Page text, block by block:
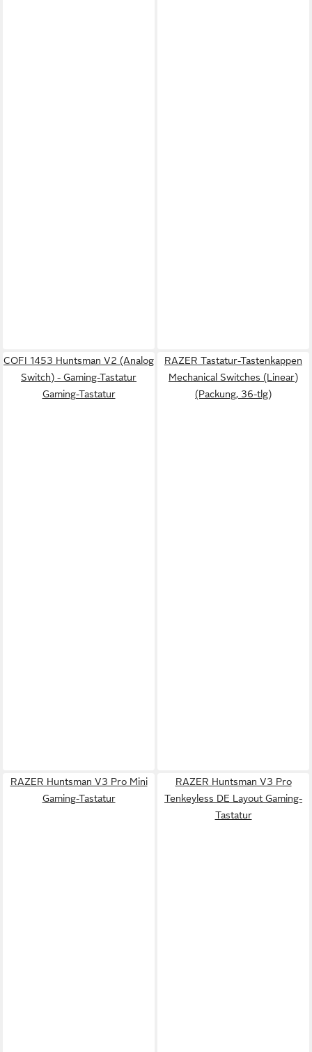
COFI 1453 Huntsman V2 (Analog
Switch) - Gaming-Tastatur
Gaming-Tastatur
RAZER Tastatur-Tastenkappen
Mechanical Switches (Linear)
(Packung, 36-tlg)
RAZER Huntsman V3 Pro Mini
Gaming-Tastatur
RAZER Huntsman V3 Pro
Tenkeyless DE Layout Gaming-
Tastatur